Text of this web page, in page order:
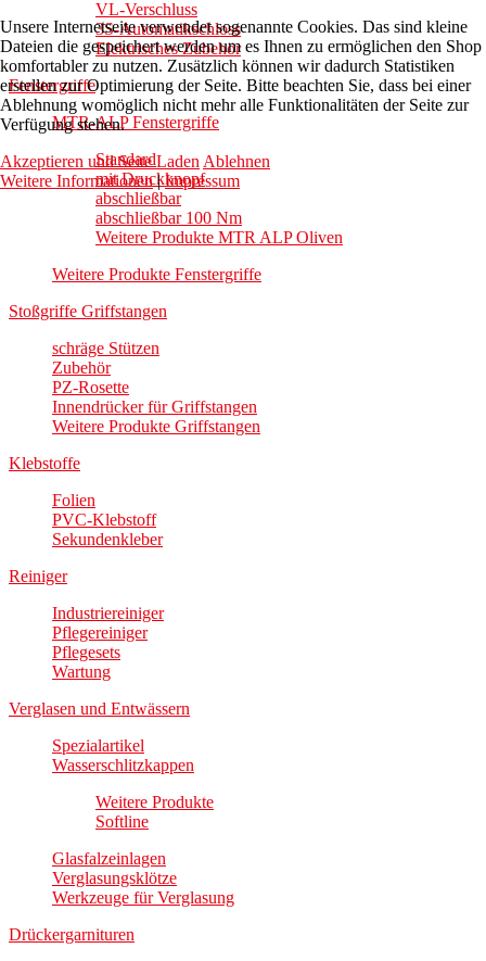
VL-Verschluss
3S-Automatikschloss
Elektrisches Zubehör
Fenstergriffe
MTR-ALP Fenstergriffe
Standard
mit Druckknopf
abschließbar
abschließbar 100 Nm
Weitere Produkte MTR ALP Oliven
Weitere Produkte Fenstergriffe
Stoßgriffe Griffstangen
schräge Stützen
Zubehör
PZ-Rosette
Innendrücker für Griffstangen
Weitere Produkte Griffstangen
Klebstoffe
Folien
PVC-Klebstoff
Sekundenkleber
Reiniger
Industriereiniger
Pflegereiniger
Pflegesets
Wartung
Verglasen und Entwässern
Spezialartikel
Wasserschlitzkappen
Weitere Produkte
Softline
Glasfalzeinlagen
Verglasungsklötze
Werkzeuge für Verglasung
Drückergarnituren
Unsere Internetseite verwendet sogenannte Cookies. Das sind kleine
Dateien die gespeichert werden um es Ihnen zu ermöglichen den Shop
komfortabler zu nutzen. Zusätzlich können wir dadurch Statistiken
erstellen zur Optimierung der Seite. Bitte beachten Sie, dass bei einer
Ablehnung womöglich nicht mehr alle Funktionalitäten der Seite zur
Verfügung stehen.
Akzeptieren und Seite Laden Ablehnen
Weitere Informationen|Impressum